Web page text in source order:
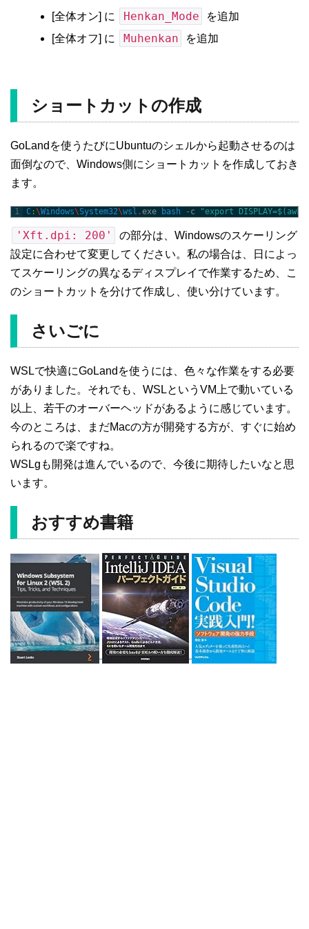
[全体オン] に Henkan_Mode
を追加
[全体オフ] に
Muhenkan を追加
ショートカットの作成
GoLandを使うたびにUbuntuのシェルから起動させるのは
面倒なので、Windows側にショートカットを作成しておき
ます。
1 C :\Windows\System32\wsl .exe bash - c "export
'Xft.dpi: 200'
の部分は、Windowsのスケーリング
設定に合わせて変更してください。私の場合は、日によっ
てスケーリングの異なるディスプレイで作業するため、こ
のショートカットを分けて作成し、使い分けています。
さいごに
WSLで快適にGoLandを使うには、色々な作業をする必要
がありました。それでも、WSLというVM上で動いている
以上、若干のオーバーヘッドがあるように感じています。
今のところは、まだMacの方が開発する方が、すぐに始め
られるので楽ですね。
WSLgも開発は進んでいるので、今後に期待したいなと思
います。
おすすめ書籍